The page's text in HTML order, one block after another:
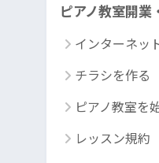
ピアノ教室開業
インターネッ
チラシを作る
ピアノ教室を
レッスン規約